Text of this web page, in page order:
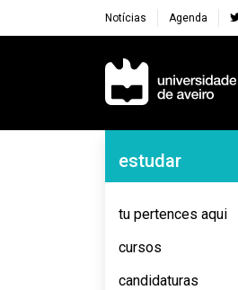
Notícias Agenda
Navegação Principal
Navegação
estudar
tu pertences aqui
cursos
candidaturas